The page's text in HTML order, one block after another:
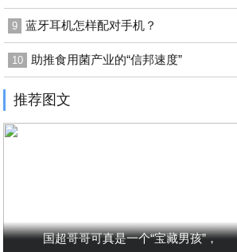
9 蓝牙耳机怎样配对手机？
10 助推食用菌产业的“信邦速度”
推荐图文
国超哥哥可真是一个“宝藏男孩”，